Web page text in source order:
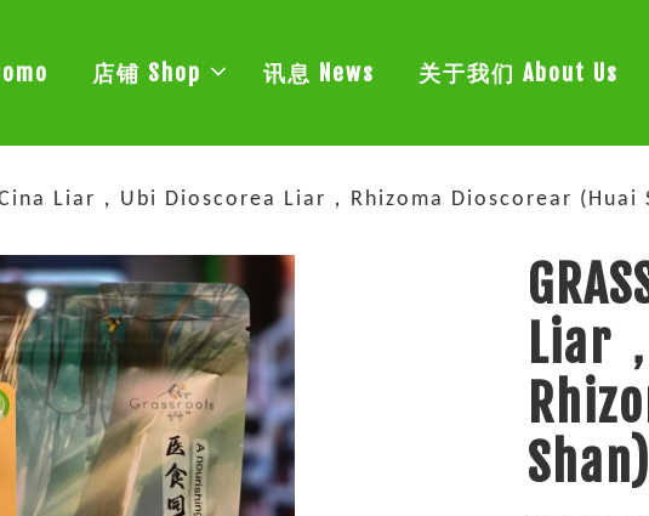
店铺 Shop 讯息 News 关于我们 About Us
Cina Liar，Ubi Dioscorea Liar，Rhizoma Dioscorear
Liar